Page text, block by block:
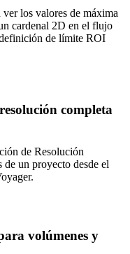
los valores de máxima
cardenal 2D en el flujo
de límite ROI
completa
de Resolución
de un proyecto desde el
volúmenes y